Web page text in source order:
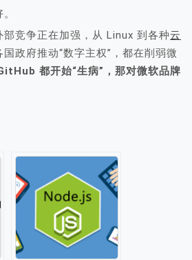
竞争正在加强，从 Linux 到各种云
政府推动“数字主权”，都在削弱微
都开始“生病”，那对微软品牌